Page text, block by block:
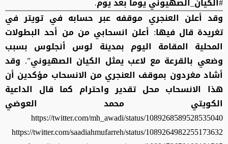
وقد أعلن العنجري موقفه عبر حسابه في تويتر في
تغريدة قال فيها: أعلن انسحابي من من أحد البطولات
المحلية المقامة اليوم بمدينة لوس أنجلوس بسبب
وضعي بالقرعة مع لاعب يمثل الكيان الصهيوني”. وقد
أشاد مغردون بموقف العنجري من الانسحاب مؤكدين أن
هذا الانسحاب محل تقدير واحترام كما قال الداعية
الكويتي محمد العوضي
https://twitter.com/mh_awadi/status/1089268589528535040
https://twitter.com/saadiahmufarreh/status/1089264982255173632